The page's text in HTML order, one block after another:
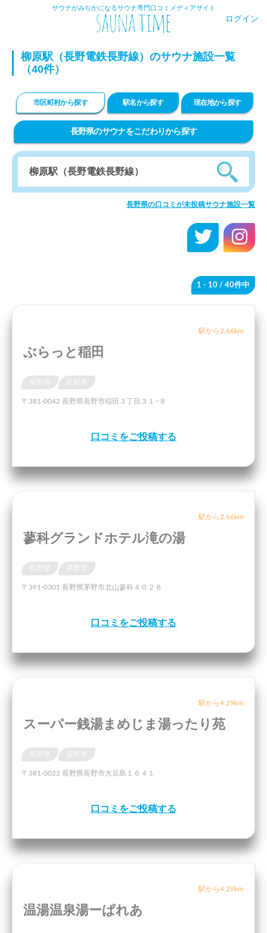
サウナがみぢかになるサウナ専門口コミメディアサイト
ログイン
柳原駅（長野電鉄長野線）のサウナ施設一覧
（40件）
市区町村から探す 駅名から探す 現在地から探す
長野県のサウナをこだわりから探す
長野県の口コミが未投稿サウナ施設一覧
1 - 10 / 40件中
駅から2.66km
ぶらっと稲田
〒381-0042 長野県長野市稲田３丁目３１−８
口コミをご投稿する
駅から2.66km
蓼科グランドホテル滝の湯
茅野市
〒391-0301 長野県茅野市北山蓼科４０２８
口コミをご投稿する
駅から4.29km
スーパー銭湯まめじま湯ったり苑
〒381-0022 長野県長野市大豆島１６４１
口コミをご投稿する
駅から4.29km
温湯温泉湯ーぱれあ